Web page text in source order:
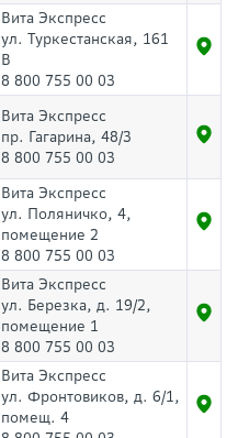
Вита Экспресс
ул. Туркестанская, 161
В
8 800 755 00 03
Вита Экспресс
пр. Гагарина, 48/3
8 800 755 00 03
Вита Экспресс
ул. Поляничко, 4,
помещение 2
8 800 755 00 03
Вита Экспресс
ул. Березка, д. 19/2,
помещение 1
8 800 755 00 03
Вита Экспресс
ул. Фронтовиков, д. 6/1,
помещ. 4